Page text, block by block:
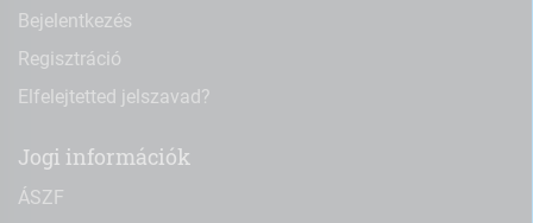
Bejelentkezés
Regisztráció
Elfelejtetted jelszavad?
Jogi információk
ÁSZF